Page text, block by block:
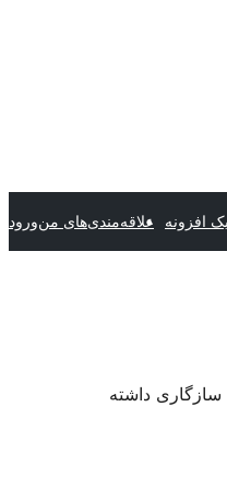
افزونه علاقه‌مندی‌های منورود
داشته